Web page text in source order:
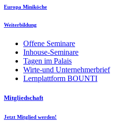
Europa Miniköche
Weiterbildung
Offene Seminare
Inhouse-Seminare
Tagen im Palais
Wirte-und Unternehmerbrief
Lernplattform BOUNTI
Mitgliedschaft
Jetzt Mitglied werden!